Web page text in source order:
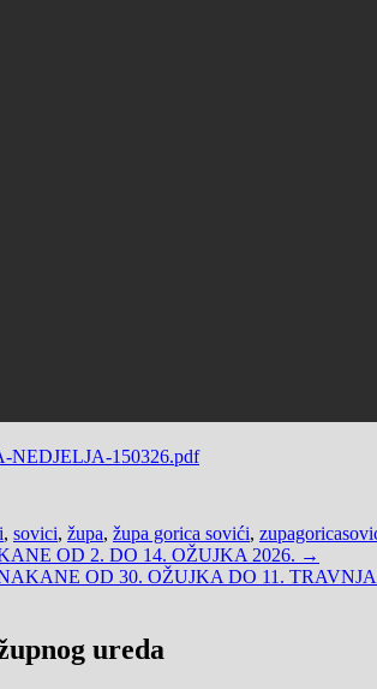
NEDJELJA-150326.pdf
, sovici, župa, župa gorica sovići,
OD 2. DO 14. OŽUJKA 2026. →
OD 30. OŽUJKA DO 11. TRAVNJA
ureda